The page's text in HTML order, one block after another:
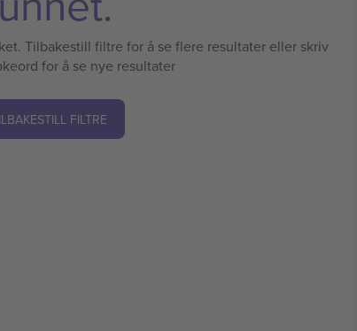
Tilbakestill filtre for å se flere resultater eller skriv
for å se nye resultater
FILTRE